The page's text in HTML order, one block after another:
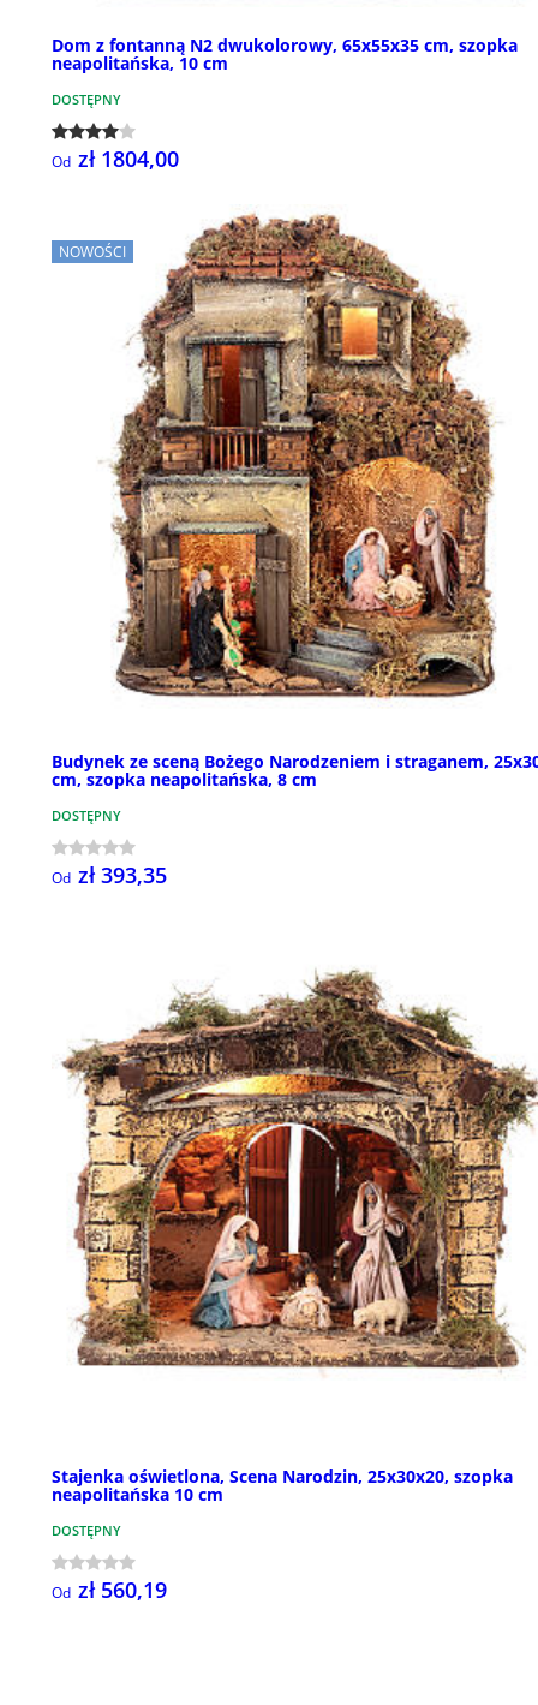
Dom z fontanną N2 dwukolorowy, 65x55x35 cm, szopka
neapolitańska, 10 cm
DOSTĘPNY
Od zł 1804,00
NOWOŚCI
Budynek ze sceną Bożego Narodzeniem i straganem,
cm, szopka neapolitańska, 8 cm
DOSTĘPNY
Od zł 393,35
Stajenka oświetlona, Scena Narodzin, 25x30x20, szopka
neapolitańska 10 cm
DOSTĘPNY
Od zł 560,19